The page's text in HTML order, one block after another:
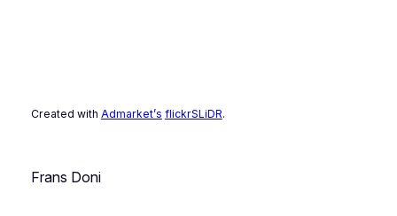
Created with Admarket’s flickrSLiDR.
Frans Doni